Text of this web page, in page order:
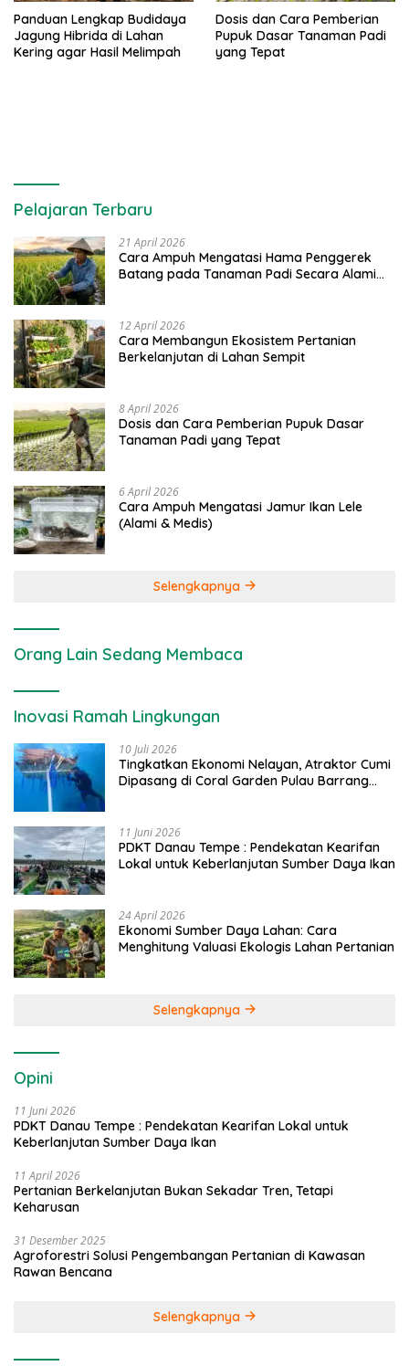
Panduan Lengkap Budidaya
Jagung Hibrida di Lahan
Kering agar Hasil Melimpah
Dosis dan Cara Pemberian
Pupuk Dasar Tanaman Padi
yang Tepat
Pelajaran Terbaru
21 April 2026
Cara Ampuh Mengatasi Hama Penggerek
Batang pada Tanaman Padi Secara Alami
12 April 2026
Cara Membangun Ekosistem Pertanian
Berkelanjutan di Lahan Sempit
8 April 2026
Dosis dan Cara Pemberian Pupuk Dasar
Tanaman Padi yang Tepat
6 April 2026
Cara Ampuh Mengatasi Jamur Ikan Lele
(Alami & Medis)
Selengkapnya
Orang Lain Sedang Membaca
Inovasi Ramah Lingkungan
10 Juli 2026
Tingkatkan Ekonomi Nelayan, Atraktor Cumi
Dipasang di Coral Garden Pulau Barrang
11 Juni 2026
PDKT Danau Tempe : Pendekatan Kearifan
Lokal untuk Keberlanjutan Sumber Daya Ikan
24 April 2026
Ekonomi Sumber Daya Lahan: Cara
Menghitung Valuasi Ekologis Lahan Pertanian
Selengkapnya
Opini
11 Juni 2026
PDKT Danau Tempe : Pendekatan Kearifan Lokal untuk
Keberlanjutan Sumber Daya Ikan
11 April 2026
Pertanian Berkelanjutan Bukan Sekadar Tren, Tetapi
Keharusan
31 Desember 2025
Agroforestri Solusi Pengembangan Pertanian di Kawasan
Rawan Bencana
Selengkapnya